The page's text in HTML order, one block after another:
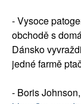
- Vysoce
obchodě s
Dánsko
jedné farmě
- Boris